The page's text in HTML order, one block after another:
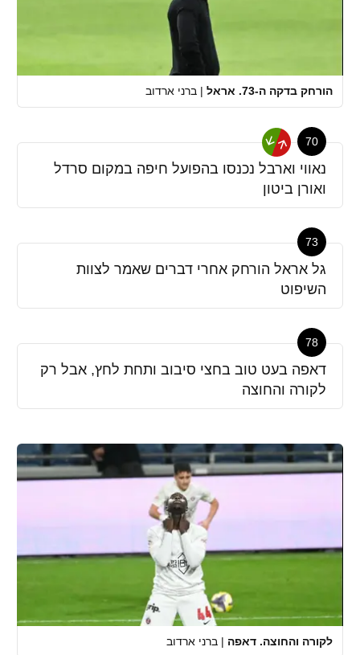
הורחק בדקה ה-73. אראל | ברני ארדוב
70
נאווי וארבל נכנסו בהפועל חיפה במקום סרדל
ואורן ביטון
73
גל אראל הורחק אחרי דברים שאמר לצוות
השיפוט
78
דאפה בעט טוב בחצי סיבוב ותחת לחץ, אבל רק
לקורה והחוצה
לקורה והחוצה. דאפה | ברני ארדוב